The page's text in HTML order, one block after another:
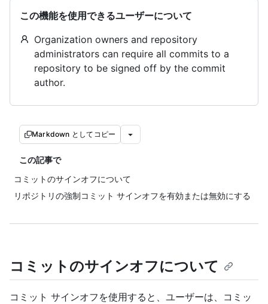
この機能を使用できるユーザーについて
Organization owners and repository
administrators can require all commits to a
repository to be signed off by the commit
author.
Markdown としてコピー
この記事で
コミットのサインオフについて
リポジトリの強制コミット サインオフを有効または無効にする
コミットのサインオフについて
コミット サインオフを使用すると、ユーザーは、コミッ